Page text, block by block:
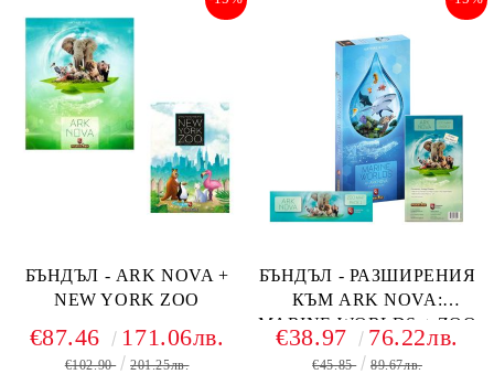
БЪНДЪЛ - ARK NOVA +
NEW YORK ZOO
€87.46 171.06лв.
€102.90 201.25лв.
БЪНДЪЛ - РАЗШИРЕНИЯ
КЪМ ARK NOVA:
MARINE WORLDS + ZOO
MAP PACKS 1 + 2
€38.97 76.22лв.
€45.85 89.67лв.